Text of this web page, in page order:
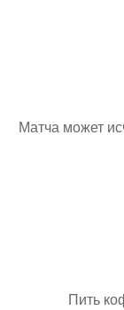
Матча может
Пить